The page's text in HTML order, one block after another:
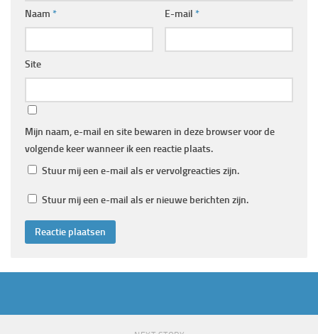
Naam * E-mail *
Site
Mijn naam, e-mail en site bewaren in deze browser voor de
volgende keer wanneer ik een reactie plaats.
Stuur mij een e-mail als er vervolgreacties zijn.
Stuur mij een e-mail als er nieuwe berichten zijn.